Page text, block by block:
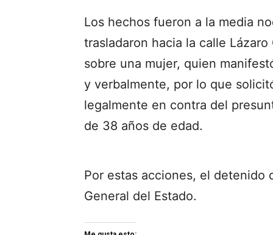
Los hechos fueron a la media
trasladaron hacia la calle
sobre una mujer, quien
y verbalmente, por lo que
legalmente en contra del
de 38 años de edad.
Por estas acciones, el detenido
General del Estado.